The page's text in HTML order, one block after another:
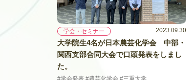
学会・セミナー 2023.09.30
大学院生4名が日本農芸化学会 中部・
関西支部合同大会で口頭発表をしまし
た。
#学会発表 #農芸化学会 #三重大学